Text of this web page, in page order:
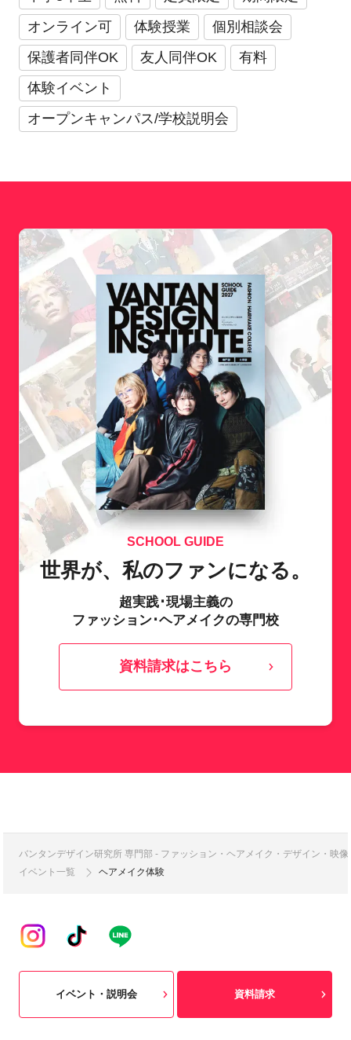
オンライン可
体験授業
個別相談会
保護者同伴OK
友人同伴OK
有料
体験イベント
オープンキャンパス/学校説明会
SCHOOL GUIDE
世界が、私のファンになる。
超実践･現場主義の
ファッション･ヘアメイクの専門校
資料請求はこちら
バンタンデザイン研究所 専門部 - ファッション・ヘアメイク・デザイン・映
イベント一覧
ヘアメイク体験
イベント・説明会 資料請求